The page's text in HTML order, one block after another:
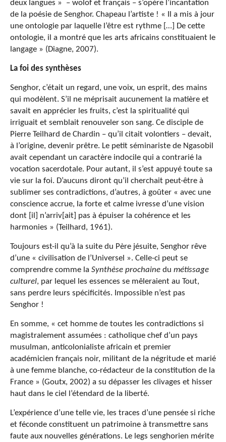
deux langues » – wolof et français – s’opère l’incantation
de la poésie de Senghor. Chapeau l’artiste ! « Il a mis à jour
une ontologie par laquelle l’être est rythme […] De cette
ontologie, il a montré que les arts africains constituaient le
langage » (Diagne, 2007).
La foi des synthèses
Senghor, c’était un regard, une voix, un esprit, des mains
qui modèlent. S’il ne méprisait aucunement la matière et
savait en apprécier les fruits, c’est la spiritualité qui
irriguait et semblait renouveler son sang. Ce disciple de
Pierre Teilhard de Chardin – qu’il citait volontiers – devait,
à l’origine, devenir prêtre. Le petit séminariste de Ngasobil
avait cependant un caractère indocile qui a contrarié la
vocation sacerdotale. Pour autant, il s’est appuyé toute sa
vie sur la foi. D’aucuns diront qu’il cherchait peut-être à
sublimer ses contradictions, d’autres, à goûter « avec une
conscience accrue, la forte et calme ivresse d’une vision
dont [il] n’arriv[ait] pas à épuiser la cohérence et les
harmonies » (Teilhard, 1961).
Toujours est-il qu’à la suite du Père jésuite, Senghor rêve
d’une « civilisation de l’Universel ». Celle-ci peut se
comprendre comme la Synthèse prochaine du métissage
culturel, par lequel les essences se mêleraient au Tout,
sans perdre leurs spécificités. Impossible n’est pas
Senghor !
En somme, « cet homme de toutes les contradictions si
magistralement assumées : catholique chef d’un pays
musulman, anticolonialiste africain et premier
académicien français noir, militant de la négritude et marié
à une femme blanche, co-rédacteur de la constitution de la
France » (Goutx, 2002) a su dépasser les clivages et hisser
haut dans le ciel l’étendard de la liberté.
L’expérience d’une telle vie, les traces d’une pensée si riche
et féconde constituent un patrimoine à transmettre sans
faute aux nouvelles générations. Le legs senghorien mérite